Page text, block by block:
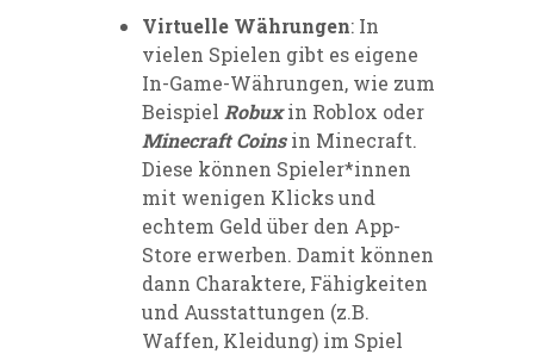
Virtuelle Währungen: In
vielen Spielen gibt es eigene
In-Game-Währungen, wie zum
Beispiel Robuxin Roblox oder
Minecraft Coinsin Minecraft.
Diese können Spieler*innen
mit wenigen Klicks und
echtem Geld über den App-
Store erwerben. Damit können
dann Charaktere, Fähigkeiten
und Ausstattungen (z.B.
Waffen, Kleidung) im Spiel